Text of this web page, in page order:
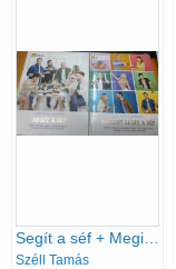
Széll Tamás